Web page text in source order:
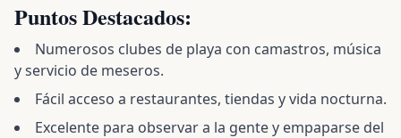
Puntos Destacados:
Numerosos clubes de playa con camastros, música
y servicio de meseros.
Fácil acceso a restaurantes, tiendas y vida nocturna.
Excelente para observar a la gente y empaparse del